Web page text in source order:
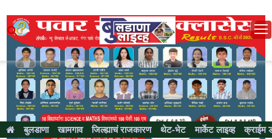
बुलडाणा खामगाव जिल्ह्याचं राजकारण थेट-भेट मार्केट लाइव्ह क्राईम